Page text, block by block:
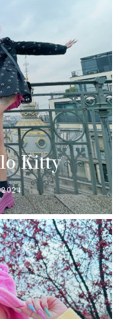
Kitty